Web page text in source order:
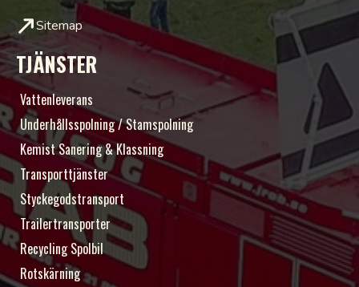
Sitemap
TJÄNSTER
Vattenleverans
Underhållsspolning / Stamspolning
Kemist Sanering & Klassning
Transporttjänster
Styckegodstransport
Trailertransporter
Recycling Spolbil
Rotskärning